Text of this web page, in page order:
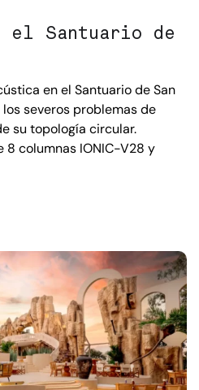
el Santuario de
en el Santuario de San
severos problemas de
su topología circular.
8 columnas IONIC-V28 y